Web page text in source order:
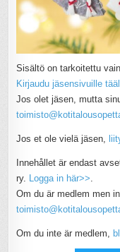
Sisältö on tarkoitettu
Kirjaudu jäsensivuille
Jos olet jäsen, mutta
Jos et ole vielä jäsen,
Innehållet är endast
ry. Logga in här>>.
Om du är medlem men
Om du inte är medlem,